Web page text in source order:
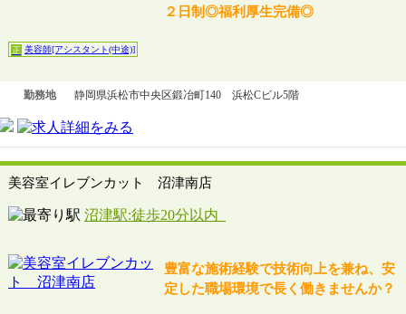
２日制◎福利厚生完備◎
正 美容師[アシスタント(中途)]
勤務地 静岡県浜松市中央区鍛冶町140 浜松Cビル5階
美容室イレブンカット 沼津南店
沼津駅:徒歩20分以内
豊富な施術経験で技術向上を兼ね、安
定した職場環境で長く働きませんか？